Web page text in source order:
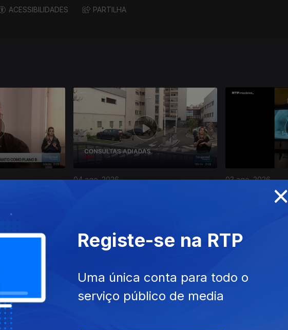
ACESSIBILIDADES PARTILHA
04 ago. 2026 03 ago. 2026
31 jul. 2026
×
Registe-se na RTP
Uma única conta para todo o
serviço público de media